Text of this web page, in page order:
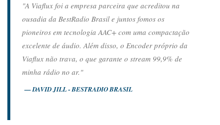
"A Viaflux foi a empresa parceira que acreditou na
ousadia da BestRadio Brasil e juntos fomos os
pioneiros em tecnologia AAC+ com uma compactação
excelente de áudio. Além disso, o Encoder próprio da
Viaflux não trava, o que garante o stream 99,9% de
minha rádio no ar."
DAVID JILL - BESTRADIO BRASIL